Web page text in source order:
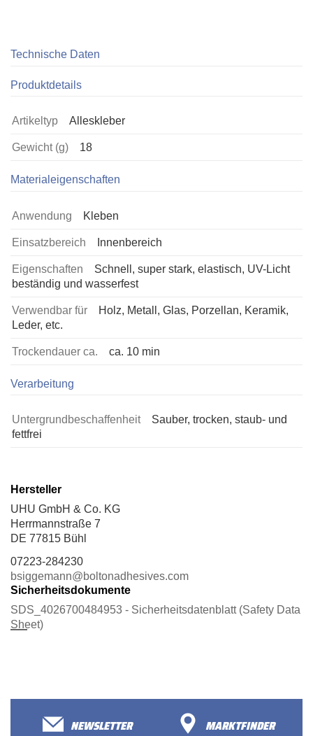
Technische Daten
Produktdetails
Artikeltyp Alleskleber
Gewicht (g) 18
Materialeigenschaften
Anwendung Kleben
Einsatzbereich Innenbereich
Eigenschaften
Schnell, super stark, elastisch, UV-Licht
beständig und wasserfest
Verwendbar für
Holz, Metall, Glas, Porzellan, Keramik,
Leder, etc.
Trockendauer ca. ca. 10 min
Verarbeitung
Untergrundbeschaffenheit
Sauber, trocken, staub- und
fettfrei
Hersteller
UHU GmbH & Co. KG
Herrmannstraße 7
DE 77815 Bühl
07223-284230
bsiggemann@boltonadhesives.com
Sicherheitsdokumente
SDS_4026700484953 - Sicherheitsdatenblatt (Safety Data
Sheet)
NEWSLETTER
MARKTFINDER